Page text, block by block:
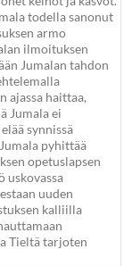
todella sanonut
armo
ilmoituksen
Jumalan tahdon
ajassa haittaa,
Jumala ei
synnissä
pyhittää
opetuslapsen
uskovassa
uuden
kalliilla
Tieltä tarjoten